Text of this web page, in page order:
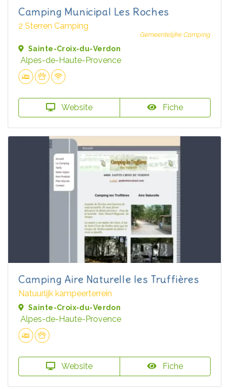
Camping Municipal Les Roches
2 Sterren Camping
Gemeentelijke Camping
Sainte-Croix-du-Verdon
Alpes-de-Haute-Provence
Website Fiche
Camping Aire Naturelle les Truffières
Natuurlijk kampeerterrein
Sainte-Croix-du-Verdon
Alpes-de-Haute-Provence
Website Fiche